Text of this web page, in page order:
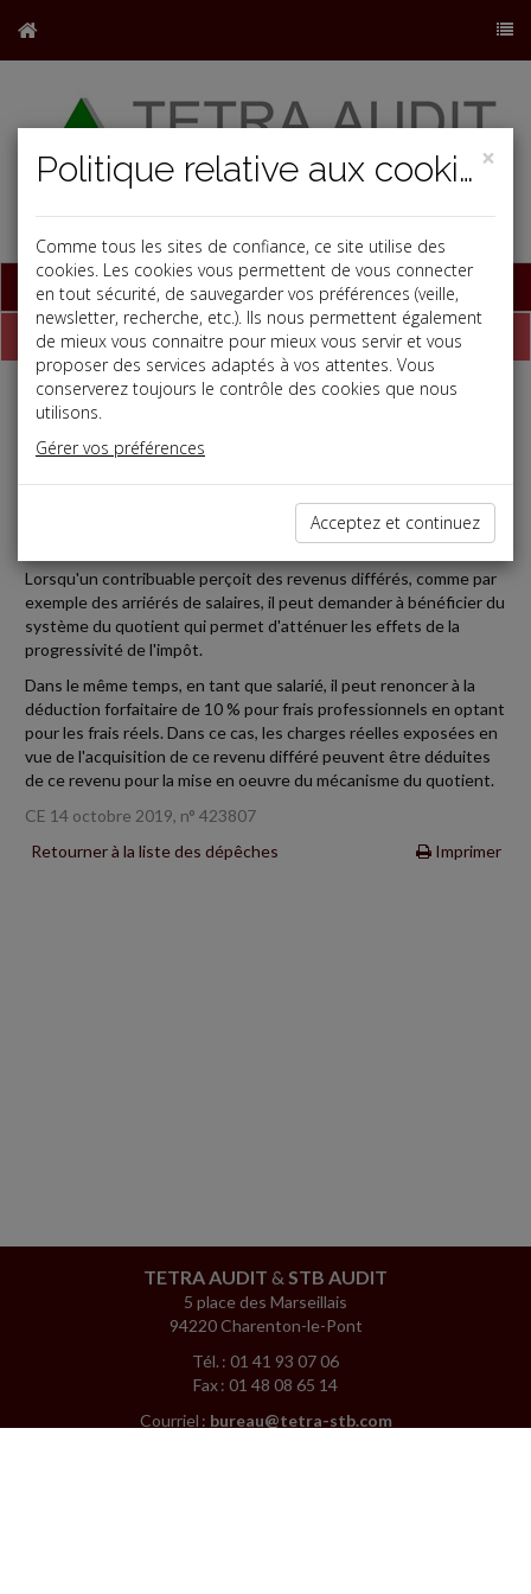
Base documentaire
Dépêches
j a
b
Date: 2019-10-31
MÉCANISME DU QUOTIENT APPLICABLE AUX
Lorsqu'un contribuable perçoit des revenus différés, comme par
exemple des arriérés de salaires, il peut demander à bénéficier du
système du quotient qui permet d'atténuer les effets de la
progressivité de l'impôt.
Dans le même temps, en tant que salarié, il peut renoncer à la
déduction forfaitaire de 10 % pour frais professionnels en optant
pour les frais réels. Dans ce cas, les charges réelles exposées en
vue de l'acquisition de ce revenu différé peuvent être déduites
de ce revenu pour la mise en oeuvre du mécanisme du quotient.
CE 14 octobre 2019, n° 423807
Retourner à la liste des dépêches
Imprimer
TETRA AUDIT & STB AUDIT
5 place des Marseillais
94220 Charenton-le-Pont
Tél. : 01 41 93 07 06
Fax : 01 48 08 65 14
Courriel : bureau@tetra-stb.com
×
Politique relative aux cookies
Comme tous les sites de confiance, ce site utilise des
cookies. Les cookies vous permettent de vous connecter
en tout sécurité, de sauvegarder vos préférences (veille,
newsletter, recherche, etc.). Ils nous permettent également
de mieux vous connaitre pour mieux vous servir et vous
proposer des services adaptés à vos attentes. Vous
conserverez toujours le contrôle des cookies que nous
utilisons.
Gérer vos préférences
Acceptez et continuez